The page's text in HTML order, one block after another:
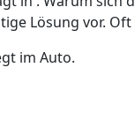
Lösung vor.
im Auto.